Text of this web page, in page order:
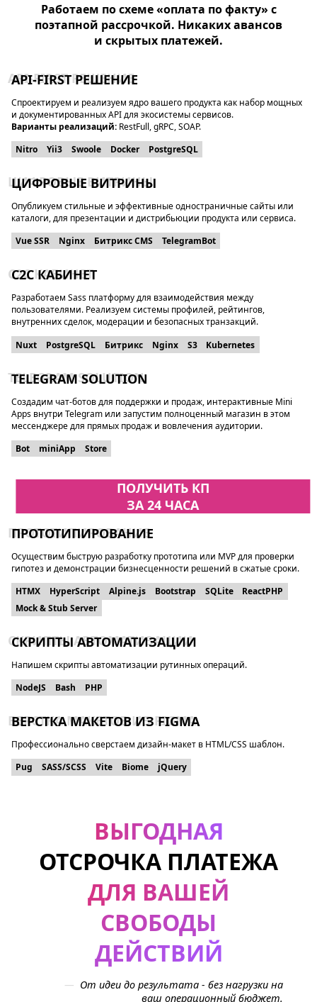
Работаем по схеме «оплата по факту» с
поэтапной рассрочкой. Никаких авансов
и скрытых платежей.
API-FIRST РЕШЕНИЕ
Спроектируем и реализуем ядро вашего продукта как набор мощных
и документированных API для экосистемы сервисов.
Варианты реализаций: RestFull, gRPC, SOAP.
Nitro
Yii3 Swoole Docker PostgreSQL
ЦИФРОВЫЕ ВИТРИНЫ
Опубликуем стильные и эффективные одностраничные сайты или
каталоги, для презентации и дистрибьюции продукта или сервиса.
Vue SSR
Nginx Битрикс CMS TelegramBot
C2C КАБИНЕТ
Разработаем Sass платформу для взаимодействия между
пользователями. Реализуем системы профилей, рейтингов,
внутренних сделок, модерации и безопасных транзакций.
Nuxt
PostgreSQL Битрикс Nginx S3 Kubernetes
TELEGRAM SOLUTION
Создадим чат-ботов для поддержки и продаж, интерактивные Mini
Apps внутри Telegram или запустим полноценный магазин в этом
мессенджере для прямых продаж и вовлечения аудитории.
Bot
miniApp Store
ПОЛУЧИТЬ КП
ЗА 24 ЧАСА
ПРОТОТИПИРОВАНИЕ
Осуществим быструю разработку прототипа или MVP для проверки
гипотез и демонстрации бизнесценности решений в сжатые сроки.
HTMX
HyperScript Alpine.js Bootstrap SQLite
ReactPHP
Mock & Stub Server
СКРИПТЫ АВТОМАТИЗАЦИИ
Напишем скрипты автоматизации рутинных операций.
NodeJS
Bash PHP
ВЕРСТКА МАКЕТОВ ИЗ FIGMA
Профессионально сверстаем дизайн-макет в HTML/CSS шаблон.
Pug
SASS/SCSS Vite Biome jQuery
ВЫГОДНАЯ
ОТСРОЧКА ПЛАТЕЖА
ДЛЯ ВАШЕЙ
СВОБОДЫ
ДЕЙСТВИЙ
От идеи до результата - без нагрузки на
ваш операционный бюджет.